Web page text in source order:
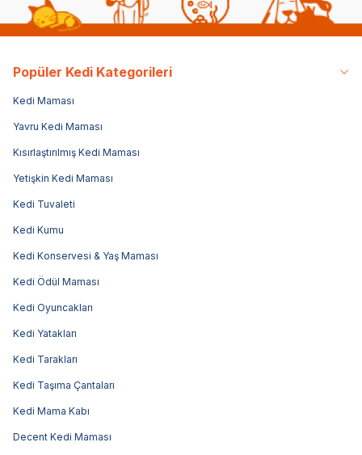
Popüler Kedi Kategorileri
Kedi Maması
Yavru Kedi Maması
Kısırlaştırılmış Kedi Maması
Yetişkin Kedi Maması
Kedi Tuvaleti
Kedi Kumu
Kedi Konservesi & Yaş Maması
Kedi Ödül Maması
Kedi Oyuncakları
Kedi Yatakları
Kedi Tarakları
Kedi Taşıma Çantaları
Kedi Mama Kabı
Decent Kedi Maması